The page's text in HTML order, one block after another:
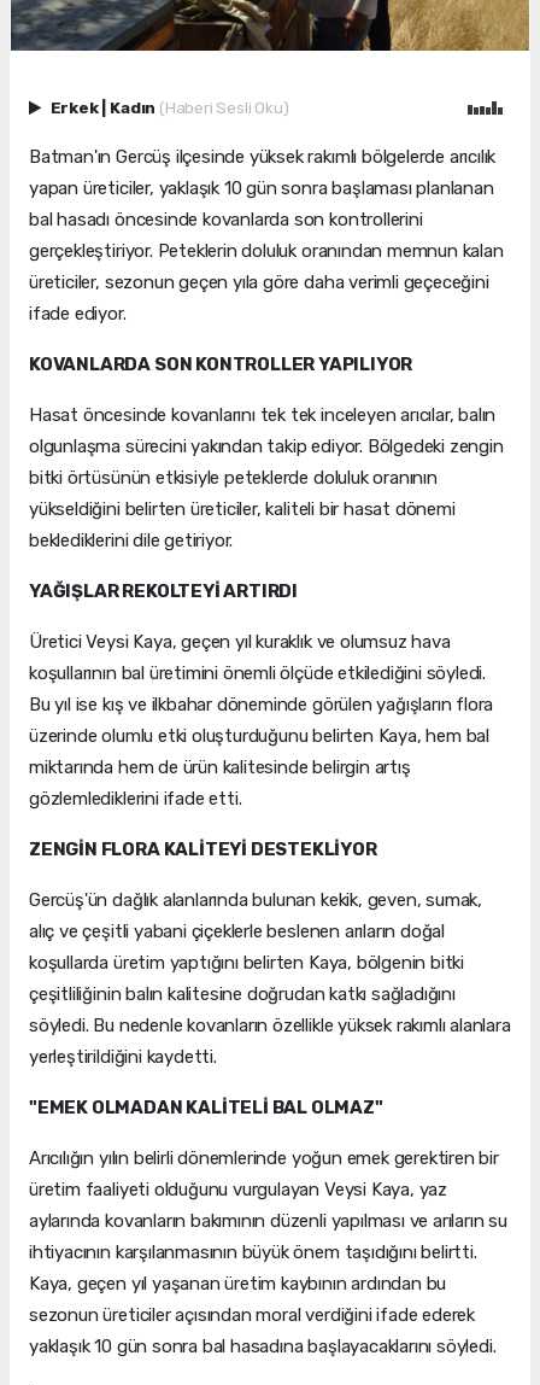
Erkek Kadın (Haberi Sesli Oku)
Batman'ın Gercüş ilçesinde yüksek rakımlı bölgelerde arıcılık
yapan üreticiler, yaklaşık 10 gün sonra başlaması planlanan
bal hasadı öncesinde kovanlarda son kontrollerini
gerçekleştiriyor. Peteklerin doluluk oranından memnun kalan
üreticiler, sezonun geçen yıla göre daha verimli geçeceğini
ifade ediyor.
KOVANLARDA SON KONTROLLER YAPILIYOR
Hasat öncesinde kovanlarını tek tek inceleyen arıcılar, balın
olgunlaşma sürecini yakından takip ediyor. Bölgedeki zengin
bitki örtüsünün etkisiyle peteklerde doluluk oranının
yükseldiğini belirten üreticiler, kaliteli bir hasat dönemi
beklediklerini dile getiriyor.
YAĞIŞLAR REKOLTEYİ ARTIRDI
Üretici Veysi Kaya, geçen yıl kuraklık ve olumsuz hava
koşullarının bal üretimini önemli ölçüde etkilediğini söyledi.
Bu yıl ise kış ve ilkbahar döneminde görülen yağışların flora
üzerinde olumlu etki oluşturduğunu belirten Kaya, hem bal
miktarında hem de ürün kalitesinde belirgin artış
gözlemlediklerini ifade etti.
ZENGİN FLORA KALİTEYİ DESTEKLİYOR
Gercüş'ün dağlık alanlarında bulunan kekik, geven, sumak,
alıç ve çeşitli yabani çiçeklerle beslenen arıların doğal
koşullarda üretim yaptığını belirten Kaya, bölgenin bitki
çeşitliliğinin balın kalitesine doğrudan katkı sağladığını
söyledi. Bu nedenle kovanların özellikle yüksek rakımlı alanlara
yerleştirildiğini kaydetti.
"EMEK OLMADAN KALİTELİ BAL OLMAZ"
Arıcılığın yılın belirli dönemlerinde yoğun emek gerektiren bir
üretim faaliyeti olduğunu vurgulayan Veysi Kaya, yaz
aylarında kovanların bakımının düzenli yapılması ve arıların su
ihtiyacının karşılanmasının büyük önem taşıdığını belirtti.
Kaya, geçen yıl yaşanan üretim kaybının ardından bu
sezonun üreticiler açısından moral verdiğini ifade ederek
yaklaşık 10 gün sonra bal hasadına başlayacaklarını söyledi.